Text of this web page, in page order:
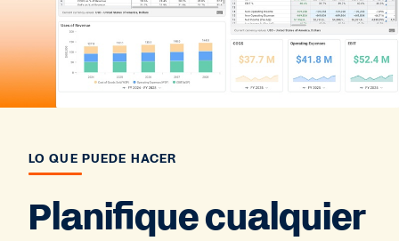
LO QUE PUEDE HACER
Planifique cualquier